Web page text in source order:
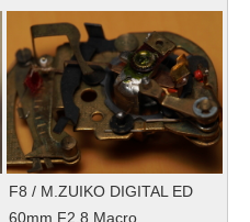
F8 / M.ZUIKO DIGITAL ED
60mm F2.8 Macro